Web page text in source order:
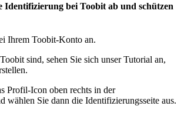
Identifizierung bei Toobit ab und schützen
Ihrem Toobit-Konto an.
sind, sehen Sie sich unser Tutorial an,
Profil-Icon oben rechts in der
wählen Sie dann die Identifizierungsseite aus.